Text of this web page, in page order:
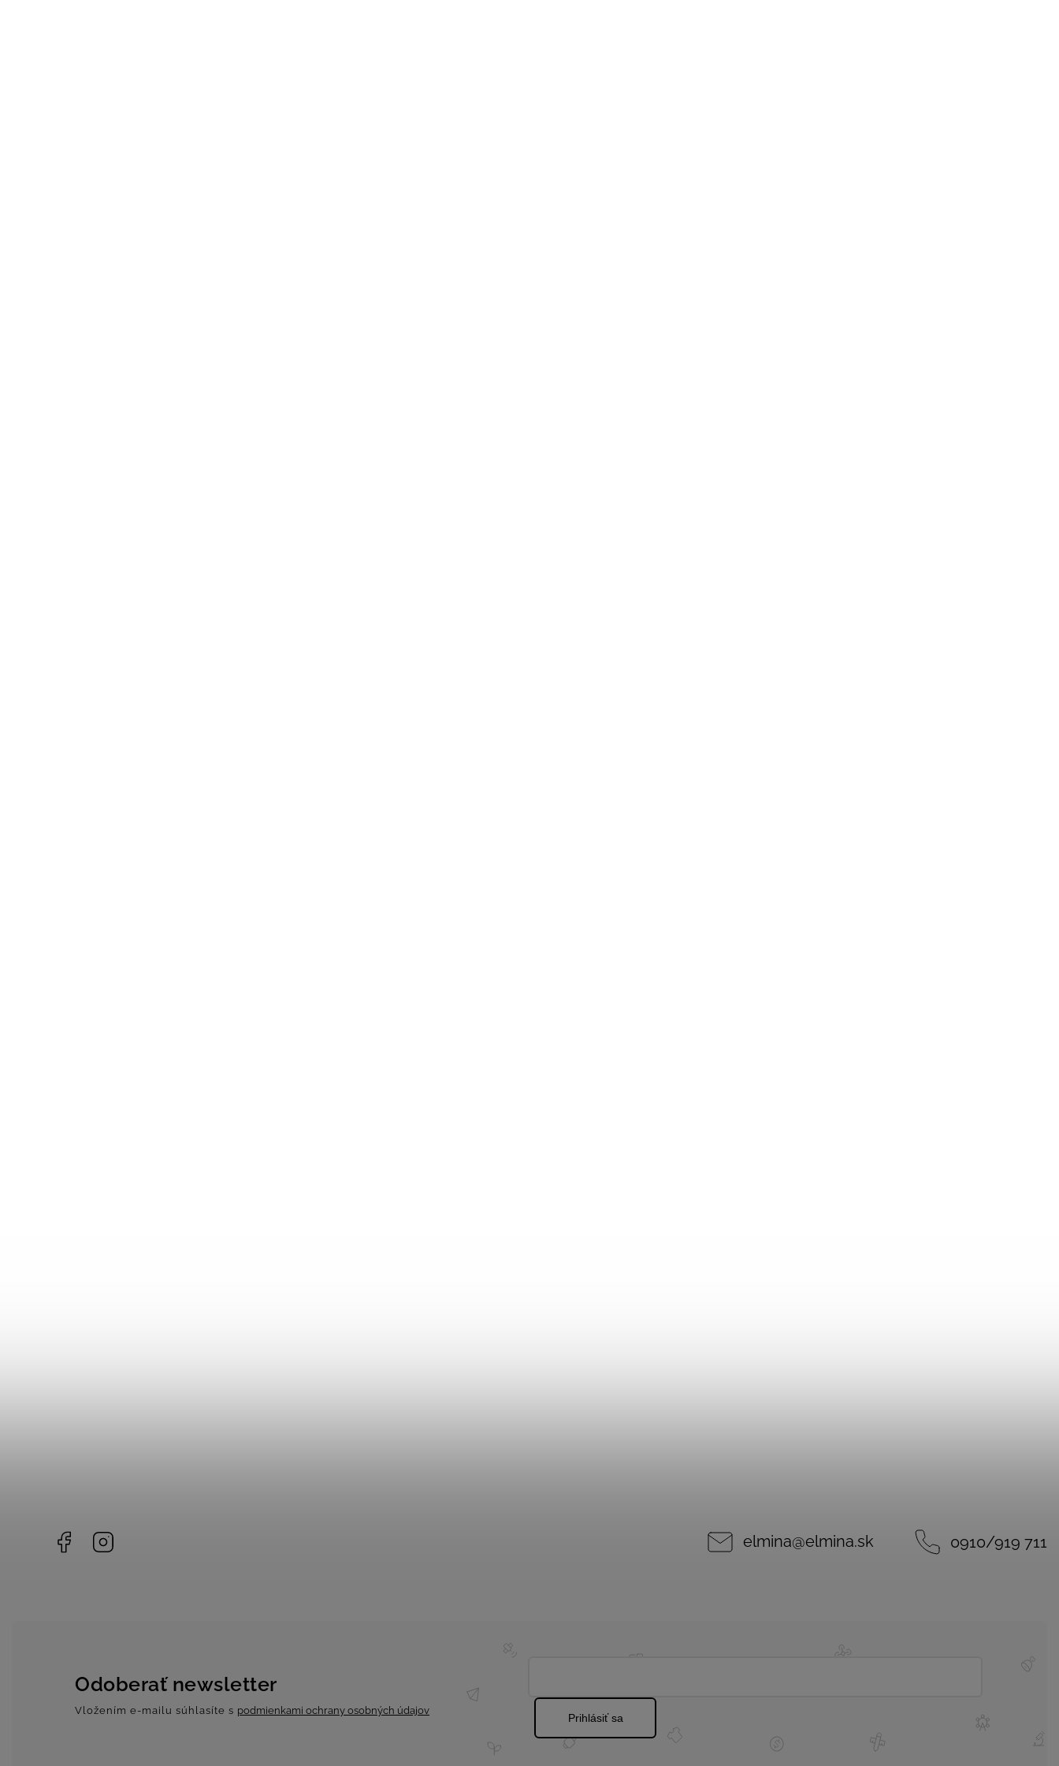
Facebook elmina@elmina.sk 0910/919 711
Odoberať newsletter
Vložením e-mailu súhlasíte s podmienkami ochrany osobných údajov
Prihlásiť sa